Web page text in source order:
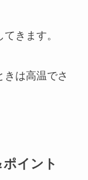
きます。
は高温でさ
イント